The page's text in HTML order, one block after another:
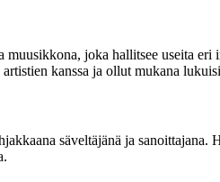
muusikkona, joka hallitsee useita
kanssa ja ollut mukana
säveltäjänä ja